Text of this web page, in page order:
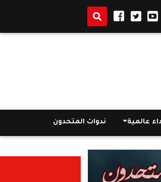
وزير التعليم: نتيجة الثانوية العامة بعد العيد..
عالمية ندوات المتحدون